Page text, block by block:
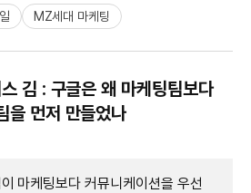
MZ세대 마케팅
김 : 구글은 왜 마케팅팀보다
을 먼저 만들었나
마케팅보다 커뮤니케이션을 우선